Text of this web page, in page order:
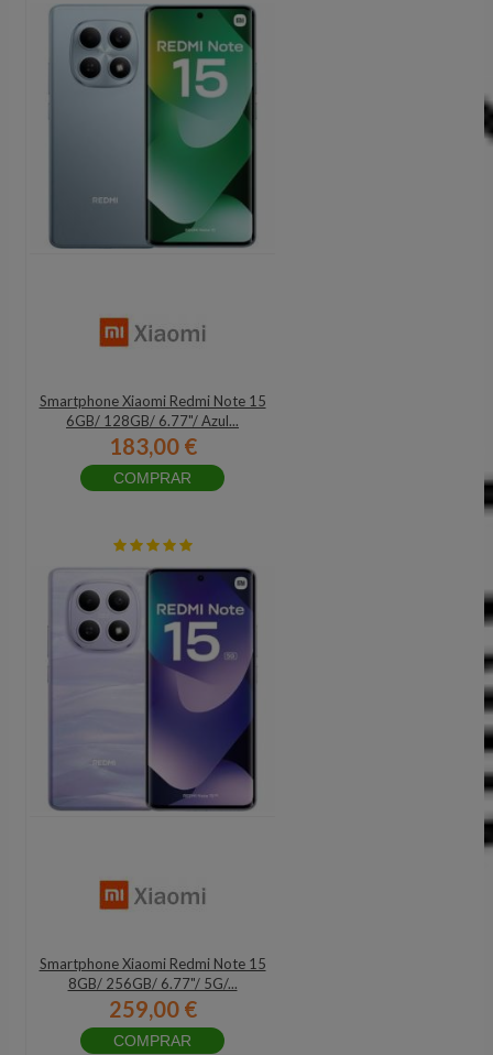
Smartphone Xiaomi Redmi Note 15
6GB/ 128GB/ 6.77"/ Azul...
183,00 €
COMPRAR
Smartphone Xiaomi Redmi Note 15
8GB/ 256GB/ 6.77"/ 5G/...
259,00 €
COMPRAR